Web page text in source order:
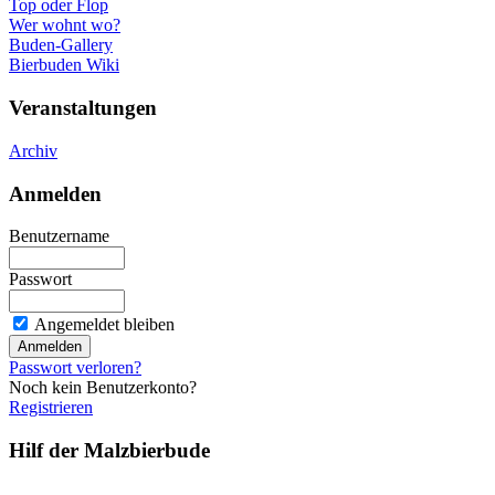
Top oder Flop
Wer wohnt wo?
Buden-Gallery
Bierbuden Wiki
Veranstaltungen
Archiv
Anmelden
Benutzername
Passwort
Angemeldet bleiben
Passwort verloren?
Noch kein Benutzerkonto?
Registrieren
Hilf der Malzbierbude